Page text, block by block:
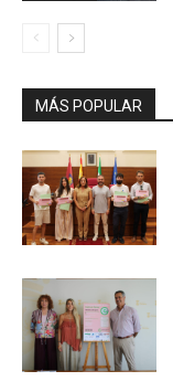
MÁS POPULAR